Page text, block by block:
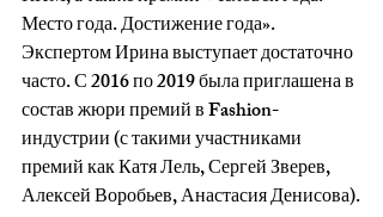
Место года. Достижение года».
Экспертом Ирина выступает достаточно
часто. С 2016 по 2019 была приглашена в
состав жюри премий в Fashion-
индустрии (с такими участниками
премий как Катя Лель, Сергей Зверев,
Алексей Воробьев, Анастасия Денисова).